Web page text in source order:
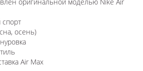
осень)
Air Max